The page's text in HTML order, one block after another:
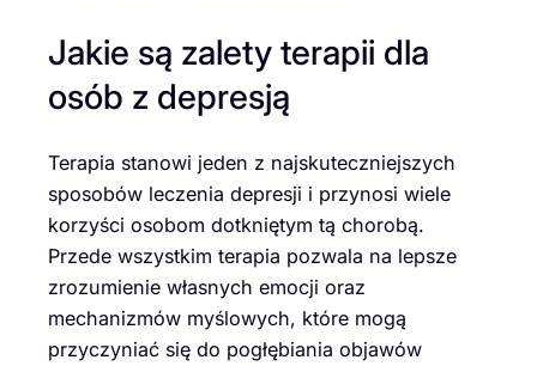
Jakie są zalety terapii dla
osób z depresją
Terapia stanowi jeden z najskuteczniejszych
sposobów leczenia depresji i przynosi wiele
korzyści osobom dotkniętym tą chorobą.
Przede wszystkim terapia pozwala na lepsze
zrozumienie własnych emocji oraz
mechanizmów myślowych, które mogą
przyczyniać się do pogłębiania objawów